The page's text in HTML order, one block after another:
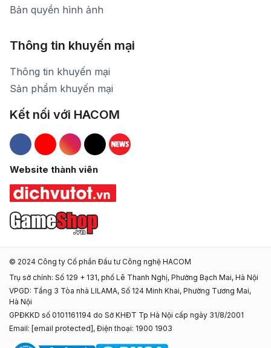
Bản quyền hình ảnh
Thông tin khuyến mại
Thông tin khuyến mại
Sản phẩm khuyến mại
Kết nối với HACOM
Hacom Facebook
Hacom YouTube
Hacom Instagram
Hacom TikTok
Website thành viên
© 2024 Công ty Cổ phần Đầu tư Công nghệ HACOM
Trụ sở chính: Số 129 + 131, phố Lê Thanh Nghị, Phường Bạch Mai, Hà Nội
VPGD: Tầng 3 Tòa nhà LILAMA, Số 124 Minh Khai, Phường Tương Mai,
Hà Nội
GPĐKKD số 0101161194 do Sở KHĐT Tp Hà Nội cấp ngày 31/8/2001
Email: [email protected] , Điện thoại: 1900 1903